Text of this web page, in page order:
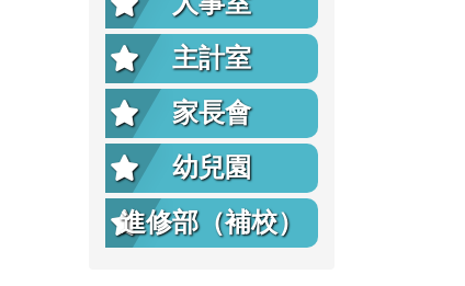
主計室
家長會
幼兒園
進修部（補校）